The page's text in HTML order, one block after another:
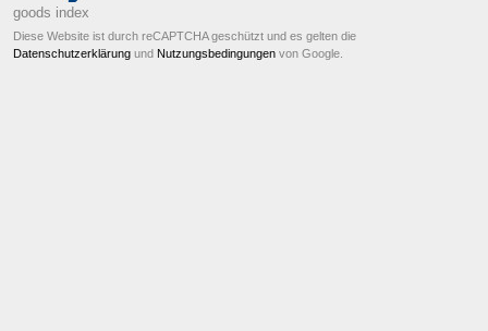
goods index
Diese Website ist durch reCAPTCHA geschützt und es gelten die
Datenschutzerklärung und Nutzungsbedingungen von Google.